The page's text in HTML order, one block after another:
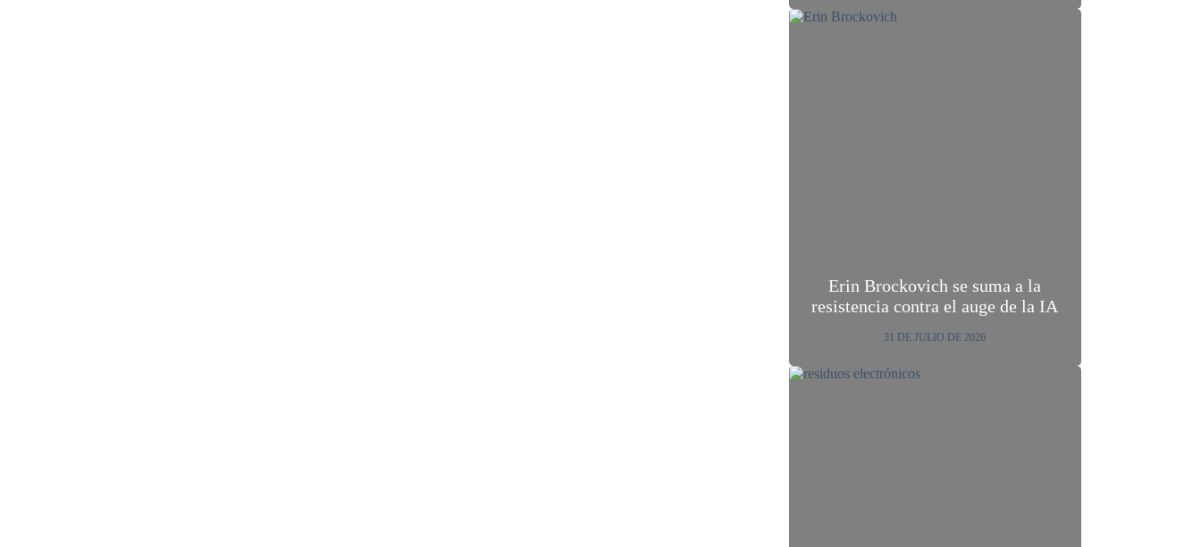
Erin Brockovich se suma a la
resistencia contra el auge de la IA
31 DE JULIO DE 2026